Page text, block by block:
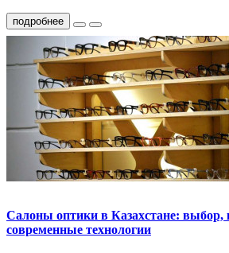
подробнее
Салоны оптики в Казахстане: выбор,
современные технологии